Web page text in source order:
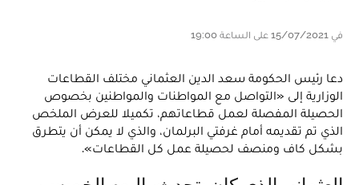
في 15/07/2021 على الساعة 19:00
دعا رئيس الحكومة سعد الدين العثماني مختلف القطاعات
الوزارية إلى «التواصل مع المواطنات والمواطنين بخصوص
الحصيلة المفصلة لعمل قطاعاتهم، تكميلا للعرض الملخص
الذي تم تقديمه أمام غرفتي البرلمان، والذي لا يمكن أن يتطرق
بشكل كاف ومنصف لحصيلة عمل كل القطاعات».